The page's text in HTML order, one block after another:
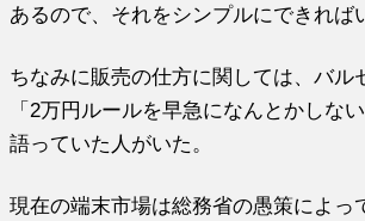
あるので、それをシンプルにできれば
ちなみに販売の仕方に関しては、バル
「2万円ルールを早急になんとかしな
語っていた人がいた。
現在の端末市場は総務省の愚策によっ